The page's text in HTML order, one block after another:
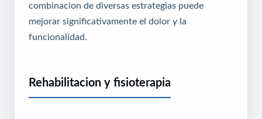
combinacion de diversas estrategias puede
mejorar significativamente el dolor y la
funcionalidad.
Rehabilitacion y fisioterapia